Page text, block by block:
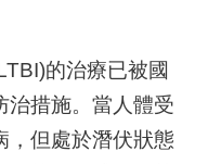
的治療已被國
治措施。當人體受
，但處於潛伏狀態